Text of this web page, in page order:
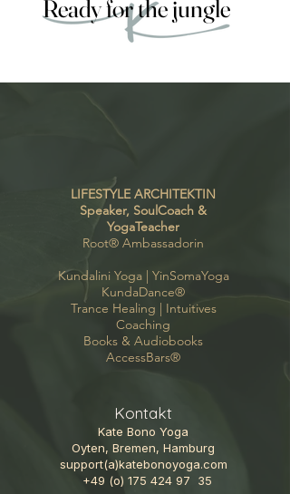
Ready for the jungle
Ready for the jungle
LIFESTYLE ARCHITEKTIN
Speaker, SoulCoach &
YogaTeacher
Root® Ambassadorin
Kundalini Yoga | YinSomaYoga
KundaDance®
Trance Healing | Intuitives
Coaching
Books & Audiobooks
AccessBars®
Kontakt
Kate Bono Yoga
Oyten, Bremen, Hamburg
support(a)katebonoyoga.com
+49 (o) 175 424 97 35